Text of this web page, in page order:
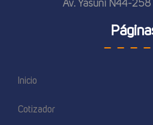
Av. Yasuni N44-258
Inicio
Cotizador